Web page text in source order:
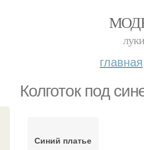
главная
Колготок под
Синий платье